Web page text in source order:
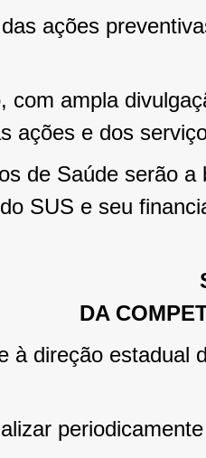
ações
com ampla
ações e dos
de Saúde serão
SUS e seu
DA
à direção estadual